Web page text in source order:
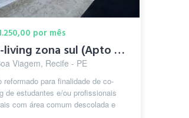
por mês
Co-living zona sul (Apto ou quartos indi...
Viagem, Recife - PE
reformado para finalidade de co-
de estudantes e/ou profissionais
com área comum descolada e